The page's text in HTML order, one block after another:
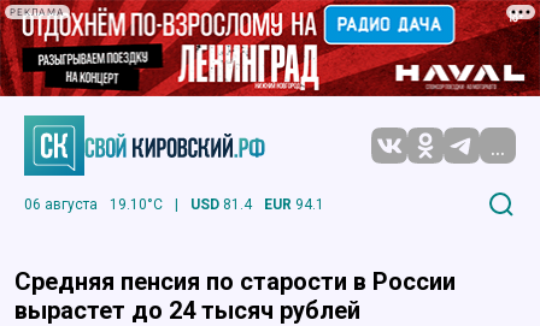
РЕКЛАМА
...
06 августа 19.10°C | USD 81.4 EUR 94.1
Средняя пенсия по старости в России
вырастет до 24 тысяч рублей